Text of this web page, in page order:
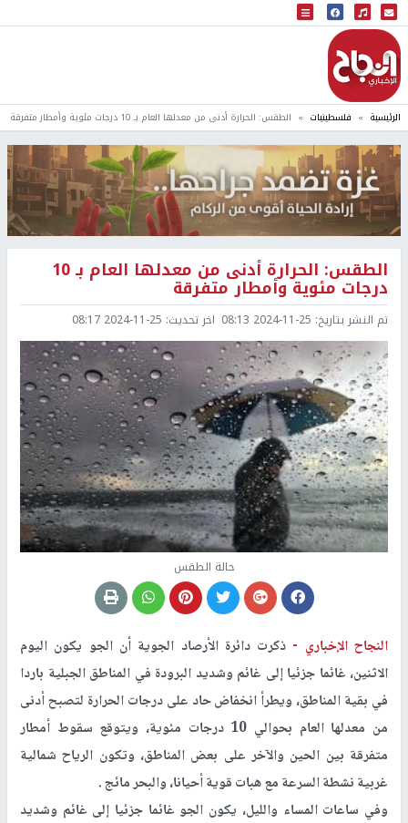
البث المباشر
إذاعة النجاح
الرئيسية فلسطينيات الطقس: الحرارة أدنى من معدلها العام بـ 10 درجات مئوية وأمطار متفرقة
الطقس: الحرارة أدنى من معدلها العام بـ 10
درجات مئوية وأمطار متفرقة
تم النشر بتاريخ: 2024-11-25 08:13 اخر تحديث: 2024-11-25 08:17
حالة الطقس
النجاح الإخباري - ذكرت دائرة الأرصاد الجوية أن الجو يكون اليوم
الاثنين، غائما جزئيا إلى غائم وشديد البرودة في المناطق الجبلية باردا
في بقية المناطق، ويطرأ انخفاض حاد على درجات الحرارة لتصبح أدنى
من معدلها العام بحوالي 10 درجات مئوية، ويتوقع سقوط أمطار
متفرقة بين الحين والآخر على بعض المناطق، وتكون الرياح شمالية
غربية نشطة السرعة مع هبات قوية أحيانا، والبحر مائج .
وفي ساعات المساء والليل، يكون الجو غائما جزئيا إلى غائم وشديد